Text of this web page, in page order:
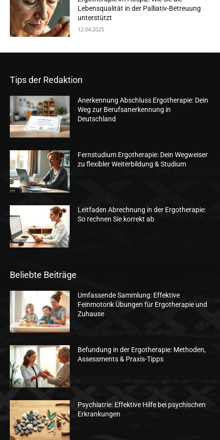
Lebensqualität in der Palliativ-Betreuung
unterstützt
12.04.2025
Tips der Redaktion
Anerkennung Abschluss Ergotherapie: Dein
Weg zur Berufsanerkennung in
Deutschland
Fernstudium Ergotherapie: Dein Wegweiser
zu flexibler Weiterbildung & Studium
Leitfaden Abrechnung in der Ergotherapie:
So rechnen Sie korrekt ab
Beliebte Beiträge
Umfassende Sammlung: Effektive
Feinmotorik Übungen für Ergotherapie und
Zuhause
Befundung in der Ergotherapie: Methoden,
Assessments & Praxis-Tipps
Psychiatrie: Effektive Hilfe bei psychischen
Erkrankungen